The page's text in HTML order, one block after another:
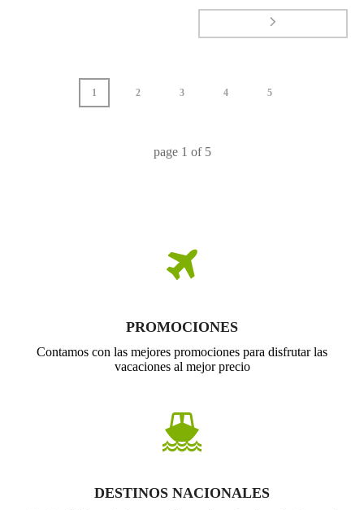
1 2 3 4 5
page 1 of 5
PROMOCIONES
Contamos con las mejores promociones para disfrutar las
vacaciones al mejor precio
DESTINOS NACIONALES